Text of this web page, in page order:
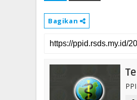
Bagikan